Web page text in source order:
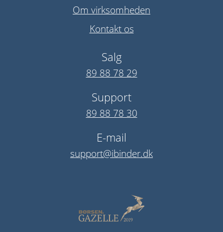
Om virksomheden
Kontakt os
Salg
89 88 78 29
Support
89 88 78 30
E-mail
support@ibinder.dk